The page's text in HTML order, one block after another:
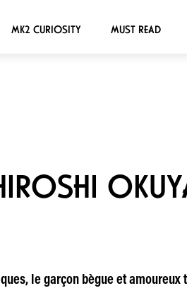
MK2 CURIOSITY MUST READ
le garçon bègue et